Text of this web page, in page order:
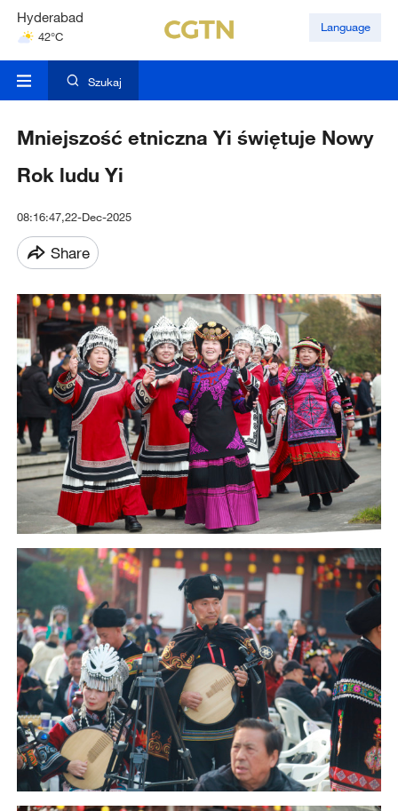
Hyderabad
42°C
Mumbai
Language
Szukaj
Mniejszość etniczna Yi świętuje Nowy
Rok ludu Yi
08:16:47,22-Dec-2025
Share